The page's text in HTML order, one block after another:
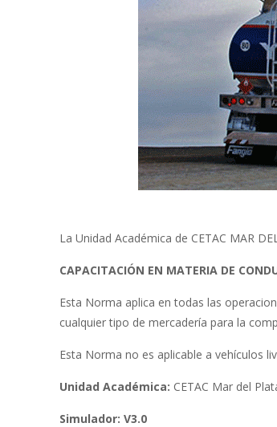
La Unidad Académica de CETAC MAR
CAPACITACIÓN EN MATERIA DE
Esta Norma aplica en todas las
cualquier tipo de mercadería para la
Esta Norma no es aplicable a vehículos
Unidad Académica: CETAC Mar del
Simulador: V3.0